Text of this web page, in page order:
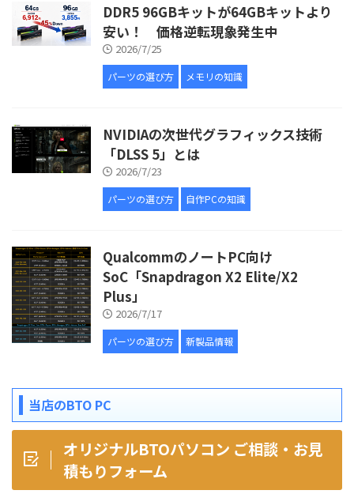
DDR5 96GBキットが64GBキットより
安い！ 価格逆転現象発生中
2026/7/25
パーツの選び方 メモリの知識
NVIDIAの次世代グラフィックス技術
「DLSS 5」とは
2026/7/23
パーツの選び方 自作PCの知識
QualcommのノートPC向け
SoC「Snapdragon X2 Elite/X2
Plus」
2026/7/17
パーツの選び方 新製品情報
当店のBTO PC
オリジナルBTOパソコン ご相談・お見
積もりフォーム